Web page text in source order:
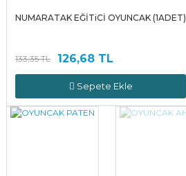
NUMARATAK EĞİTiCİ OYUNCAK (1ADET)
133,35 TL 126,68 TL
Sepete Ekle